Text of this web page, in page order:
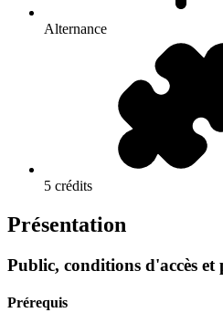
Alternance
5 crédits
Présentation
Public, conditions d'accès et
Prérequis